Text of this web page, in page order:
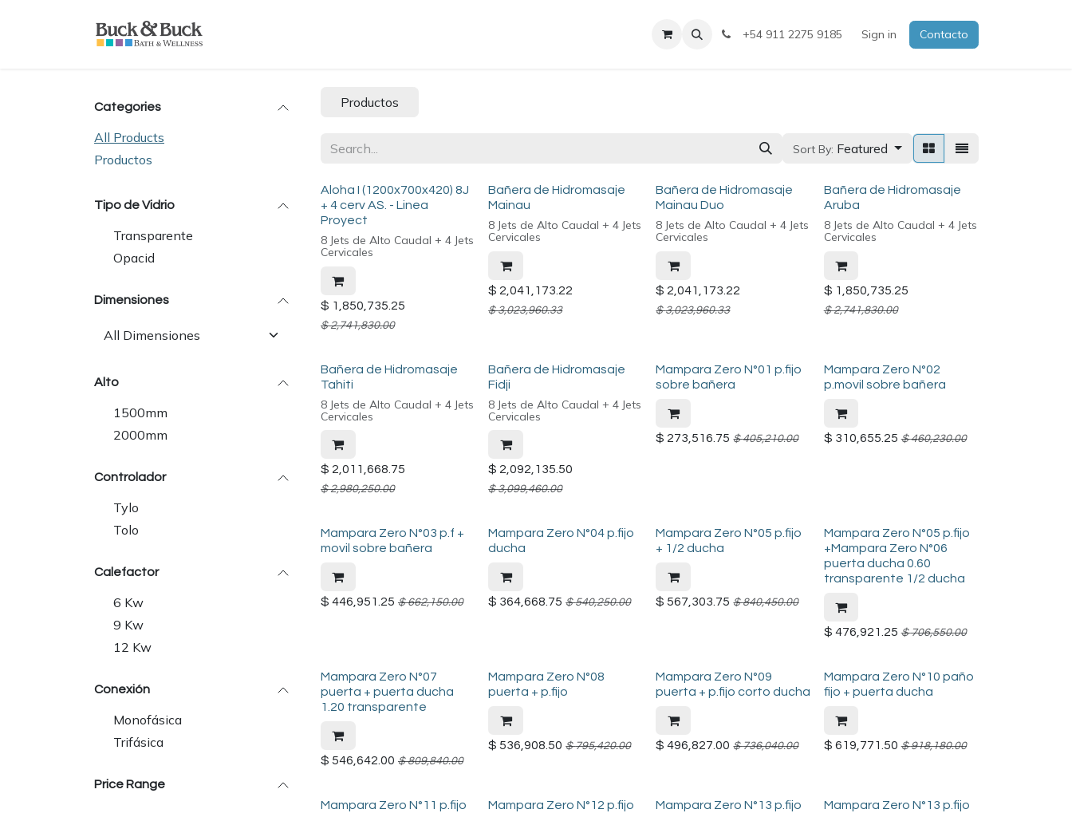
+54 911 2275 9185 Sign in Contacto
Categories
All Products
Productos
Tipo de Vidrio
Transparente
Opacid
Dimensiones
Alto
1500mm
2000mm
Controlador
Tylo
Tolo
Calefactor
6 Kw
9 Kw
12 Kw
Conexión
Monofásica
Trifásica
Price Range
Productos
Sort By: Featured
Aloha I (1200x700x420) 8J
+ 4 cerv AS. - Linea
Proyect
8 Jets de Alto Caudal + 4 Jets
Cervicales
$ 1,850,735.25
$2,741,830.00
Bañera de Hidromasaje
Mainau
8 Jets de Alto Caudal + 4 Jets
Cervicales
$ 2,041,173.22
$3,023,960.33
Bañera de Hidromasaje
Mainau Duo
8 Jets de Alto Caudal + 4 Jets
Cervicales
$ 2,041,173.22
$3,023,960.33
Bañera de Hidromasaje
Aruba
8 Jets de Alto Caudal + 4 Jets
Cervicales
$ 1,850,735.25
$2,741,830.00
Bañera de Hidromasaje
Tahiti
8 Jets de Alto Caudal + 4 Jets
Cervicales
$ 2,011,668.75
$2,980,250.00
Bañera de Hidromasaje
Fidji
8 Jets de Alto Caudal + 4 Jets
Cervicales
$ 2,092,135.50
$3,099,460.00
Mampara Zero N°01 p.fijo
sobre bañera
$ 273,516.75 $405,210.00
Mampara Zero N°02
p.movil sobre bañera
$ 310,655.25 $460,230.00
Mampara Zero N°03 p.f +
movil sobre bañera
$ 446,951.25 $662,150.00
Mampara Zero N°04 p.fijo
ducha
$ 364,668.75 $540,250.00
Mampara Zero N°05 p.fijo
+ 1/2 ducha
$567,303.75 $840,450.00
Mampara Zero N°05 p.fijo
+Mampara Zero N°06
puerta ducha 0.60
transparente 1/2 ducha
$ 476,921.25 $706,550.00
Mampara Zero N°07
puerta + puerta ducha
1.20 transparente
$ 546,642.00 $809,840.00
Mampara Zero N°08
puerta + p.fijo
$536,908.50 $795,420.00
Mampara Zero N°09
puerta + p.fijo corto ducha
$496,827.00 $736,040.00
Mampara Zero N°10 paño
fijo + puerta ducha
$ 619,771.50 $918,180.00
Mampara Zero N°11 p.fijo
Mampara Zero N°12 p.fijo
Mampara Zero N°13 p.fijo
Mampara Zero N°13 p.fijo